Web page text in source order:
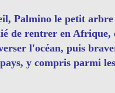
Palmino le petit
de rentrer en Afrique,
l'océan, puis
y compris parmi